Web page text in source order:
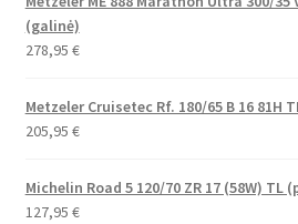
(galinė)
278,95 €
Metzeler Cruisetec Rf. 180/65 B 16 81H
205,95 €
Michelin Road 5 120/70 ZR 17 (58W) TL
127,95 €